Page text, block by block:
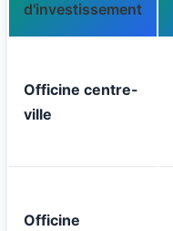
d'investissement
Officine centre-
ville
Officine